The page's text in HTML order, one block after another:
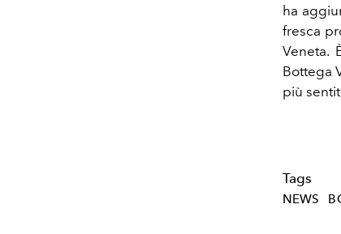
ha
fresca
Veneta.
Bottega
più
Tags
NEWS